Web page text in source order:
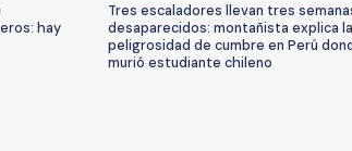
hay
Tres escaladores llevan tres
desaparecidos: montañista explica la
peligrosidad de cumbre en Perú
murió estudiante chileno